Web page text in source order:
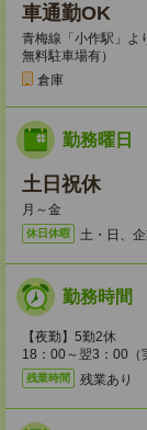
車通勤OK
青梅線「小作駅」
無料駐車場有）
倉庫
勤務曜日
土日祝休
月～金
休日休暇 土・日、
勤務時間
【夜勤】5勤2休
18：00～翌3：00（
残業時間 残業あり